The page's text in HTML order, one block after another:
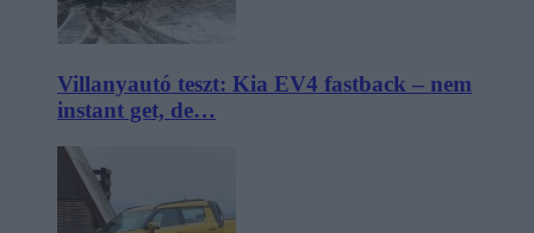
Villanyautó teszt: Kia EV4 fastback – nem
instant get, de…